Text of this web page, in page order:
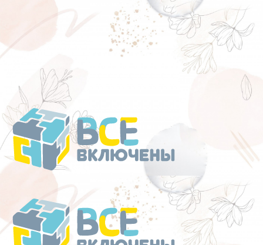
Перейти
к
содержанию